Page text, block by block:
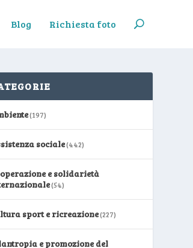
Blog Richiesta foto
(197)
sociale(442)
e solidarietà
(54)
sport e ricreazione(227)
e promozione del